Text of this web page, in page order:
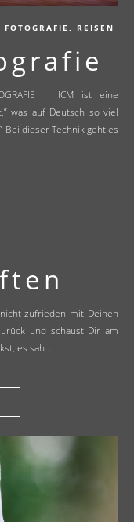
REISEN
was auf Deutsch so viel
Bei dieser Technik geht es
und schaust Dir am
es sah…